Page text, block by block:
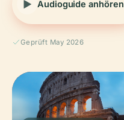
Audioguide anhören
Geprüft May 2026